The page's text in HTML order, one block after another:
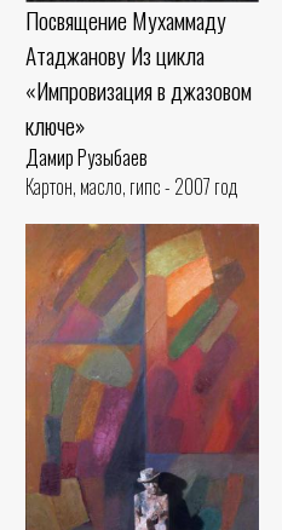
Посвящение Мухаммаду
Атаджанову Из цикла
«Импровизация в джазовом
ключе»
Дамир Рузыбаев
Картон, масло, гипс - 2007 год